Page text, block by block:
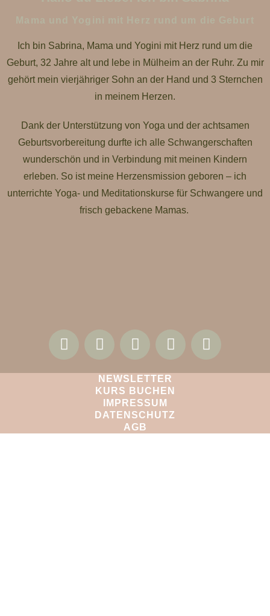
Ich bin Sabrina, Mama und Yogini mit Herz rund um die
Geburt, 32 Jahre alt und lebe in Mülheim an der Ruhr. Zu mir
gehört mein vierjähriger Sohn an der Hand und 3 Sternchen
in meinem Herzen.
Dank der Unterstützung von Yoga und der achtsamen
Geburtsvorbereitung durfte ich alle Schwangerschaften
wunderschön und in Verbindung mit meinen Kindern
erleben. So ist meine Herzensmission geboren – ich
unterrichte Yoga- und Meditationskurse für Schwangere und
frisch gebackene Mamas.
NEWSLETTER
KURS BUCHEN
IMPRESSUM
DATENSCHUTZ
AGB